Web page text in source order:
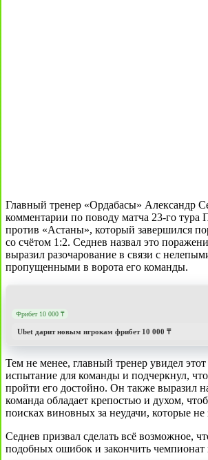
Главный тренер «Ордабасы» Александр
комментарии по поводу матча 23-го тура
против «Астаны», который завершился
со счётом 1:2. Седнев назвал это
выразил разочарование в связи с
пропущенными в ворота его команды.
Фрибет 10 000 ₸
Ubet дарит новым игрокам фрибет 10 000 ₸
Тем не менее, главный тренер увидел
испытание для команды и подчеркнул,
пройти его достойно. Он также выразил
команда обладает крепостью и духом,
поисках виновных за неудачи, которые не
Седнев призвал сделать всё возможное,
подобных ошибок и закончить чемпионат